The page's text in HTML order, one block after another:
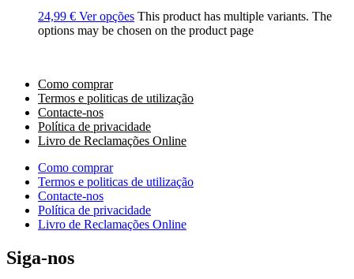
24,99 € Ver opções This product has multiple variants. The
options may be chosen on the product page
Como comprar
Termos e politicas de utilização
Contacte-nos
Política de privacidade
Livro de Reclamações Online
Como comprar
Termos e politicas de utilização
Contacte-nos
Política de privacidade
Livro de Reclamações Online
Siga-nos